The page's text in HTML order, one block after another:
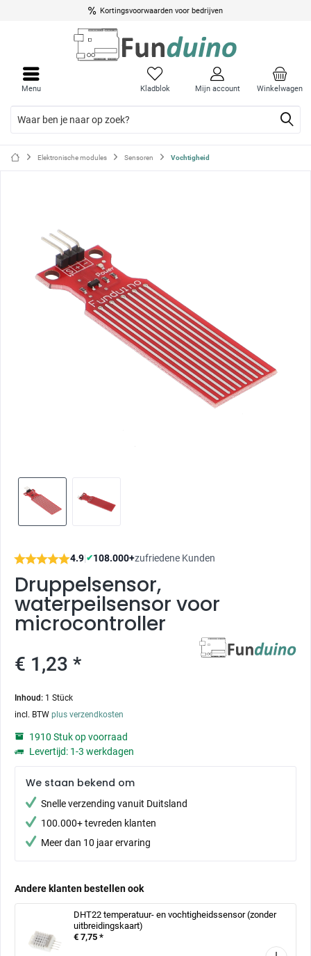
Kortingsvoorwaarden voor bedrijven
Winkelwagen
Kladblok Mijn account
Menu
Elektronische modules Sensoren Vochtigheid
4.9|✔108.000+zufriedene Kunden
Druppelsensor,
waterpeilsensor voor
microcontroller
€ 1,23 *
Inhoud: 1 Stück
incl. BTW plus verzendkosten
1910 Stuk op voorraad
Levertijd: 1-3 werkdagen
We staan bekend om
Snelle verzending vanuit Duitsland
100.000+ tevreden klanten
Meer dan 10 jaar ervaring
Andere klanten bestellen ook
DHT22 temperatuur- en vochtigheidssensor (zonder
uitbreidingskaart)
€ 7,75 *